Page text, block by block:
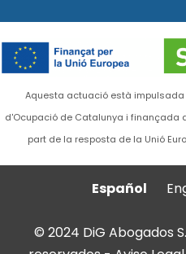
Aquesta actuació està impulsada
d'Ocupació de Catalunya i finançada
part de la resposta de la Unió
Español
© 2024 DiG Abogados